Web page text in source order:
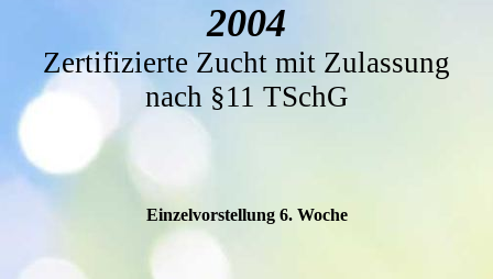
2004
Zertifizierte Zucht mit Zulassung
nach §11 TSchG
Einzelvorstellung 6. Woche